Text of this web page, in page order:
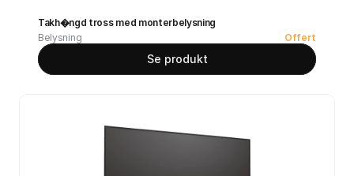
Takh�ngd tross med monterbelysning
Belysning
Offert
Se produkt